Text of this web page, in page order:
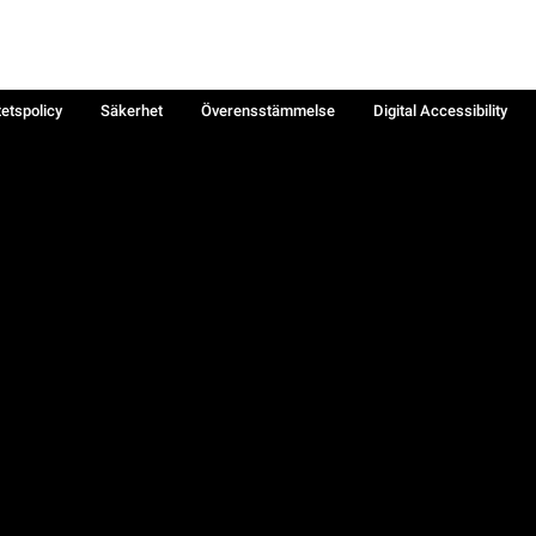
Säkerhet Överensstämmelse
Digital Accessibility